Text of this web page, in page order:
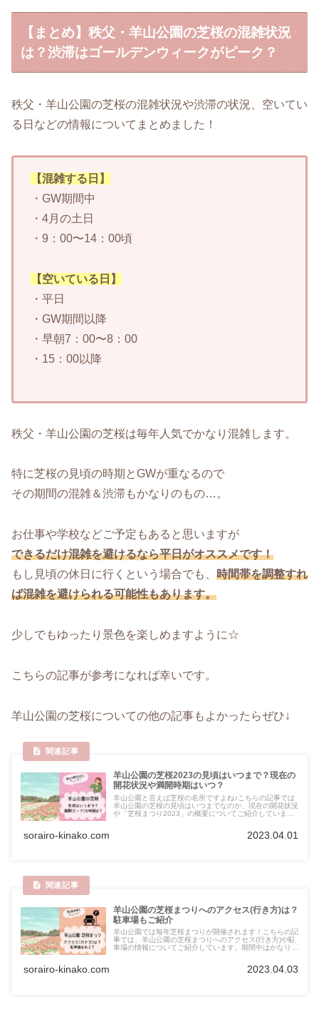
【まとめ】秩父・羊山公園の芝桜の混雑状況
は？渋滞はゴールデンウィークがピーク？
秩父・羊山公園の芝桜の混雑状況や渋滞の状況、空いてい
る日などの情報についてまとめました！
【混雑する日】
・GW期間中
・4月の土日
・9：00〜14：00頃
【空いている日】
・平日
・GW期間以降
・早朝7：00〜8：00
・15：00以降
秩父・羊山公園の芝桜は毎年人気でかなり混雑します。
特に芝桜の見頃の時期とGWが重なるので
その期間の混雑＆渋滞もかなりのもの…。
お仕事や学校などご予定もあると思いますが
できるだけ混雑を避けるなら平日がオススメです！
もし見頃の休日に行くという場合でも、 時間帯を調整すれ
ば混雑を避けられる可能性もあります。
少しでもゆったり景色を楽しめますように☆
こちらの記事が参考になれば幸いです。
羊山公園の芝桜についての他の記事もよかったらぜひ↓
羊山公園の芝桜2023の見頃はいつまで？現在の
開花状況や満開時期はいつ？
羊山公園と言えば芝桜の名所ですよね♪こちらの記事では
羊山公園の芝桜の見頃はいつまでなのか、現在の開花状況
や「芝桜まつり2023」の概要についてご紹介していま
sorairo-kinako.com 2023.04.01
羊山公園の芝桜まつりへのアクセス(行き方)は？
駐車場もご紹介
羊山公園では毎年芝桜まつりが開催されます！こちらの記
事では、羊山公園の芝桜まつりへのアクセス(行き方)や駐
車場の情報についてご紹介しています。期間中はかなり混
sorairo-kinako.com 2023.04.03